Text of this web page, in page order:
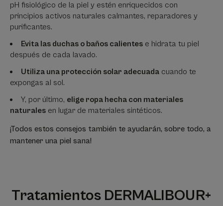
pH fisiológico de la piel y estén enriquecidos con
principios activos naturales calmantes, reparadores y
purificantes.
Evita las duchas o baños calientes e hidrata tu piel
después de cada lavado.
Utiliza una protección solar adecuada cuando te
expongas al sol.
Y, por último, elige ropa hecha con materiales
naturales en lugar de materiales sintéticos.
¡Todos estos consejos también te ayudarán, sobre todo, a
mantener una piel sana!
Tratamientos DERMALIBOUR+